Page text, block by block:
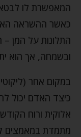
המאפשרת לו לבטא
כאשר ההשראה
התלונות על המן –
ובשמחה, אך הוא
במקום אחר
כיצד האדם יכול
אלוקית ורוח
מתמדת במאמצים